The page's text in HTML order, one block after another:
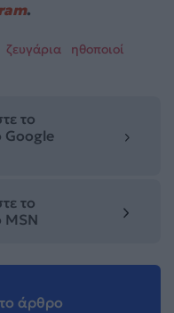
.
ζευγάρια
ηθοποιοί
το
Google
το
MSN
άρθρο